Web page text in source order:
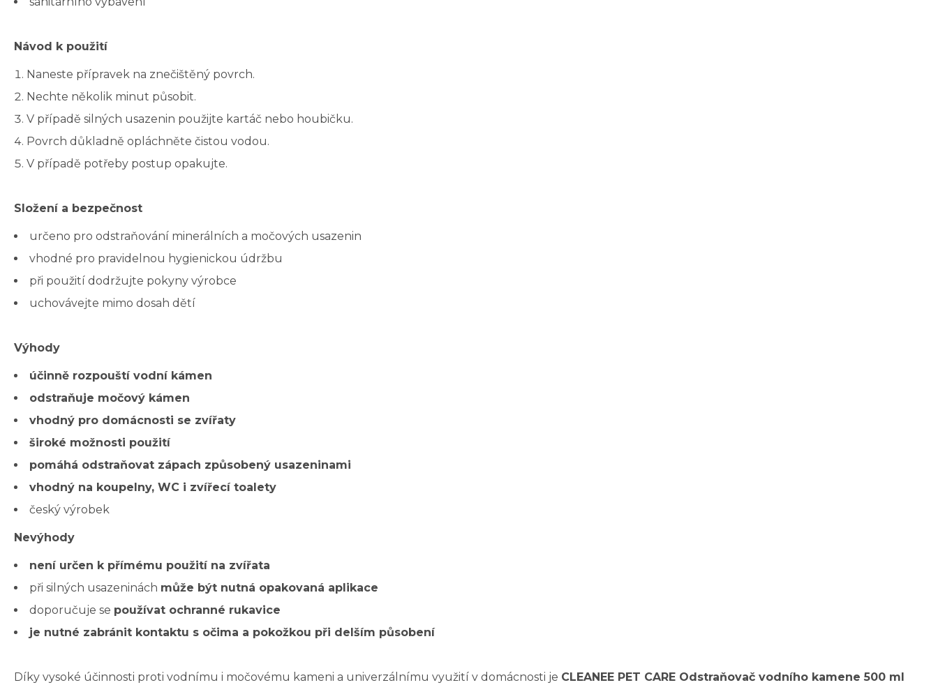
Návod k použití
Naneste přípravek na znečištěný povrch.
Nechte několik minut působit.
V případě silných usazenin použijte kartáč nebo houbičku.
Povrch důkladně opláchněte čistou vodou.
V případě potřeby postup opakujte.
Složení a bezpečnost
určeno pro odstraňování minerálních a močových usazenin
vhodné pro pravidelnou hygienickou údržbu
při použití dodržujte pokyny výrobce
uchovávejte mimo dosah dětí
Výhody
účinně rozpouští vodní kámen
odstraňuje močový kámen
vhodný pro domácnosti se zvířaty
široké možnosti použití
pomáhá odstraňovat zápach způsobený usazeninami
vhodný na koupelny, WC i zvířecí toalety
český výrobek
Nevýhody
není určen k přímému použití na zvířata
při silných usazeninách může být nutná opakovaná aplikace
doporučuje se používat ochranné rukavice
je nutné zabránit kontaktu s očima a pokožkou při delším působení
Díky vysoké účinnosti proti vodnímu i močovému kameni a univerzálnímu využití v domácnosti je CLEANEE PET CARE Odstraňovač vodního kamene 500 ml